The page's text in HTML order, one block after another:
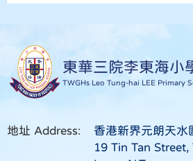
東華三院李東海小
TWGHs Leo Tung-hai LEE Primary
地址 Address:
香港新界元朗天水
19 Tin Tan Street,